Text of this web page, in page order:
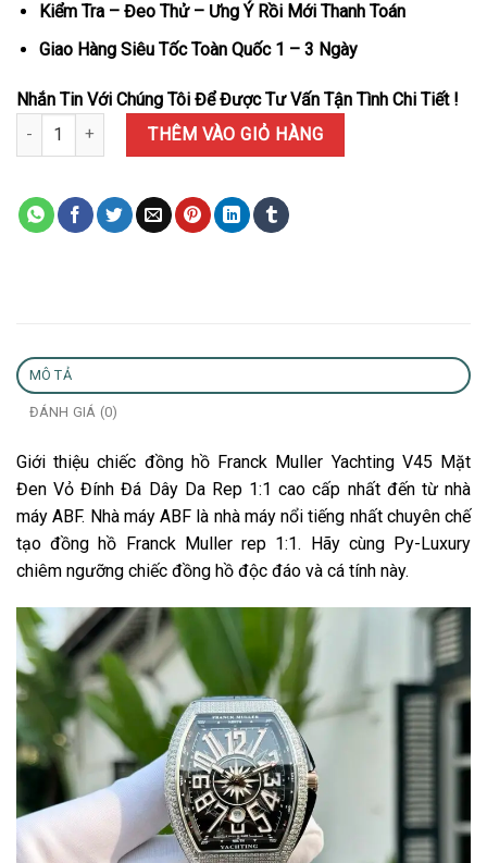
Kiểm Tra – Đeo Thử – Ưng Ý Rồi Mới Thanh Toán
Giao Hàng Siêu Tốc Toàn Quốc 1 – 3 Ngày
Nhắn Tin Với Chúng Tôi Để Được Tư Vấn Tận Tình Chi Tiết !
Đồng Hồ Franck Muller Yachting V45 Mặt Đen Vỏ Đính Đá Dây Da
THÊM VÀO GIỎ HÀNG
MÔ TẢ
ĐÁNH GIÁ (0)
Giới thiệu chiếc đồng hồ Franck Muller Yachting V45 Mặt
Đen Vỏ Đính Đá Dây Da Rep 1:1 cao cấp nhất đến từ nhà
máy ABF. Nhà máy ABF là nhà máy nổi tiếng nhất chuyên chế
tạo đồng hồ Franck Muller rep 1:1. Hãy cùng Py-Luxury
chiêm ngưỡng chiếc đồng hồ độc đáo và cá tính này.